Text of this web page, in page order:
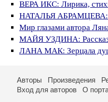
ВЕРА ИКС: Лирика,
НАТАЛЬЯ АБРАМЦЕВА:
Мир глазами автора
МАЙЯ УЗДИНА:
ЛАНА МАК: Зерцала
Авторы Произведения
Вход для авторов
О